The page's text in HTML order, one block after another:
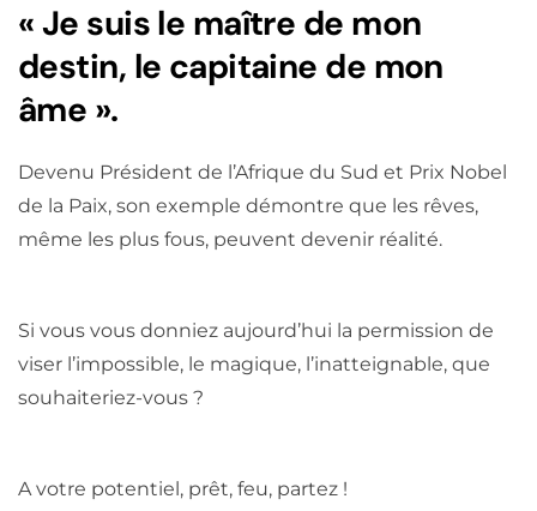
« Je suis le maître de mon
destin, le capitaine de mon
âme ».
Devenu Président de l’Afrique du Sud et Prix Nobel
de la Paix, son exemple démontre que les rêves,
même les plus fous, peuvent devenir réalité.
Si vous vous donniez aujourd’hui la permission de
viser l’impossible, le magique, l’inatteignable, que
souhaiteriez-vous ?
A votre potentiel, prêt, feu, partez !